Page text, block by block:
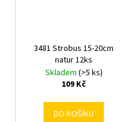
3481 Strobus 15-20cm
natur 12ks
Skladem (>5 ks)
109 Kč
DO KOŠÍKU